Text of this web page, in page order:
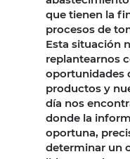
que tienen la
procesos de
Esta situación
replantearnos
oportunidades
productos y
día nos
donde la
oportuna,
determinar un